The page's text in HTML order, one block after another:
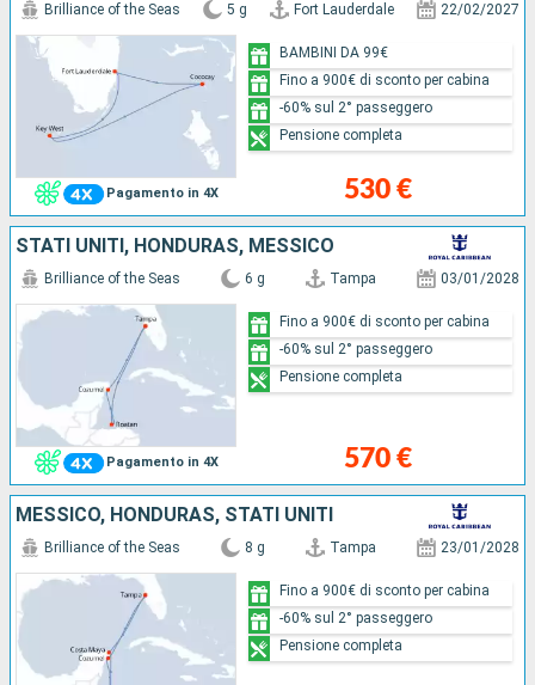
Pagamento in 4X
Brilliance of the Seas 5 g Fort Lauderdale 22/02/2027
530 €
BAMBINI DA 99€
Fino a 900€ di sconto per cabina
-60% sul 2° passeggero
Pensione completa
STATI UNITI, HONDURAS, MESSICO
Pagamento in 4X
Brilliance of the Seas 6 g Tampa 03/01/2028
570 €
Fino a 900€ di sconto per cabina
-60% sul 2° passeggero
Pensione completa
MESSICO, HONDURAS, STATI UNITI
Brilliance of the Seas 8 g Tampa 23/01/2028
Fino a 900€ di sconto per cabina
-60% sul 2° passeggero
Pensione completa